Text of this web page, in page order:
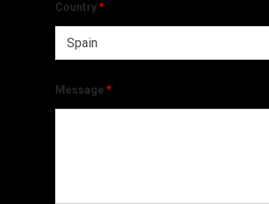
Country*
Message *